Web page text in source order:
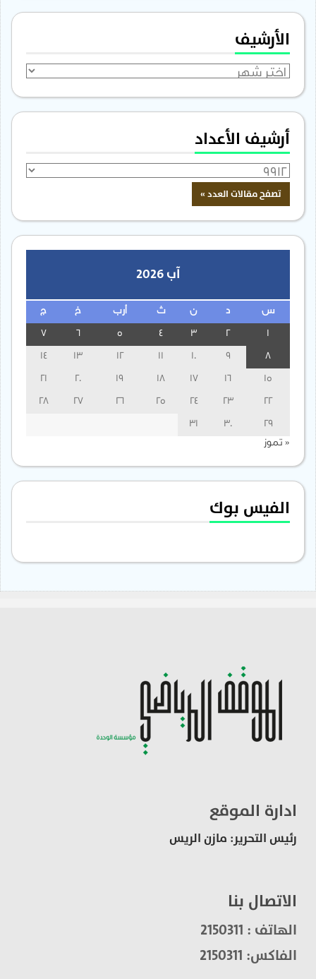
الأرشيف
الأرشيف
أرشيف الأعداد
آب 2026
س ن ث أرب خ ج
3
13
14
15
16
17
18
19
20
21
22
23
24
25
26
27
28
29
30
31
« تموز
الفيس بوك
ادارة الموقع
رئيس التحرير: مازن الريس
الاتصال بنا
الهاتف : 2150311
الفاكس: 2150311